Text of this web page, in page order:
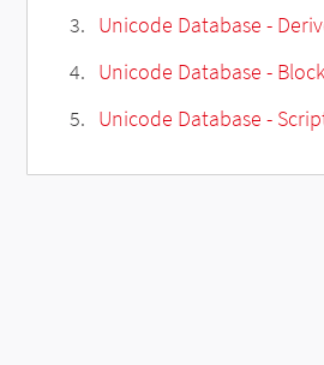
Unicode Database -
Unicode Database -
Unicode Database -